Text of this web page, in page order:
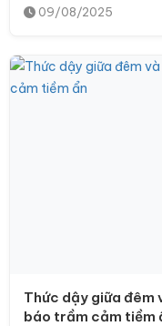
09/08/2025
Thức dậy giữa đêm
báo trầm cảm tiềm